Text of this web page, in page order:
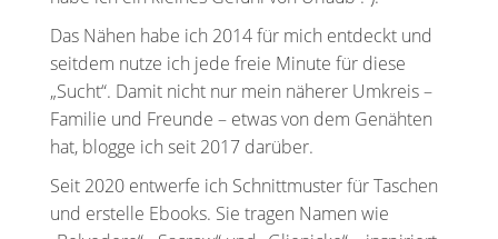
Das Nähen habe ich 2014 für mich entdeckt und
seitdem nutze ich jede freie Minute für diese
„Sucht“. Damit nicht nur mein näherer Umkreis –
Familie und Freunde – etwas von dem Genähten
hat, blogge ich seit 2017 darüber.
Seit 2020 entwerfe ich Schnittmuster für Taschen
und erstelle Ebooks. Sie tragen Namen wie